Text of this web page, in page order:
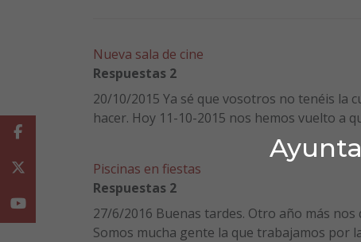
Nueva sala de cine
Respuestas 2
20/10/2015 Ya sé que vosotros no tenéis la
hacer. Hoy 11-10-2015 nos hemos vuelto a
Piscinas en fiestas
Respuestas 2
27/6/2016 Buenas tardes. Otro año más
Somos mucha gente la que trabajamos por
Facebook
Youtube